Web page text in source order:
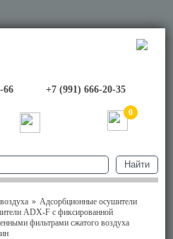
66 +7 (991) 666-20-35
0
Адсорбционные осушители
ADX-F с фиксированной
фильтрами сжатого воздуха